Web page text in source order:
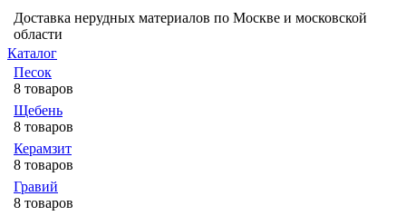
Доставка нерудных материалов по Москве и московской
области
Каталог
Песок
8 товаров
Щебень
8 товаров
Керамзит
8 товаров
Гравий
8 товаров